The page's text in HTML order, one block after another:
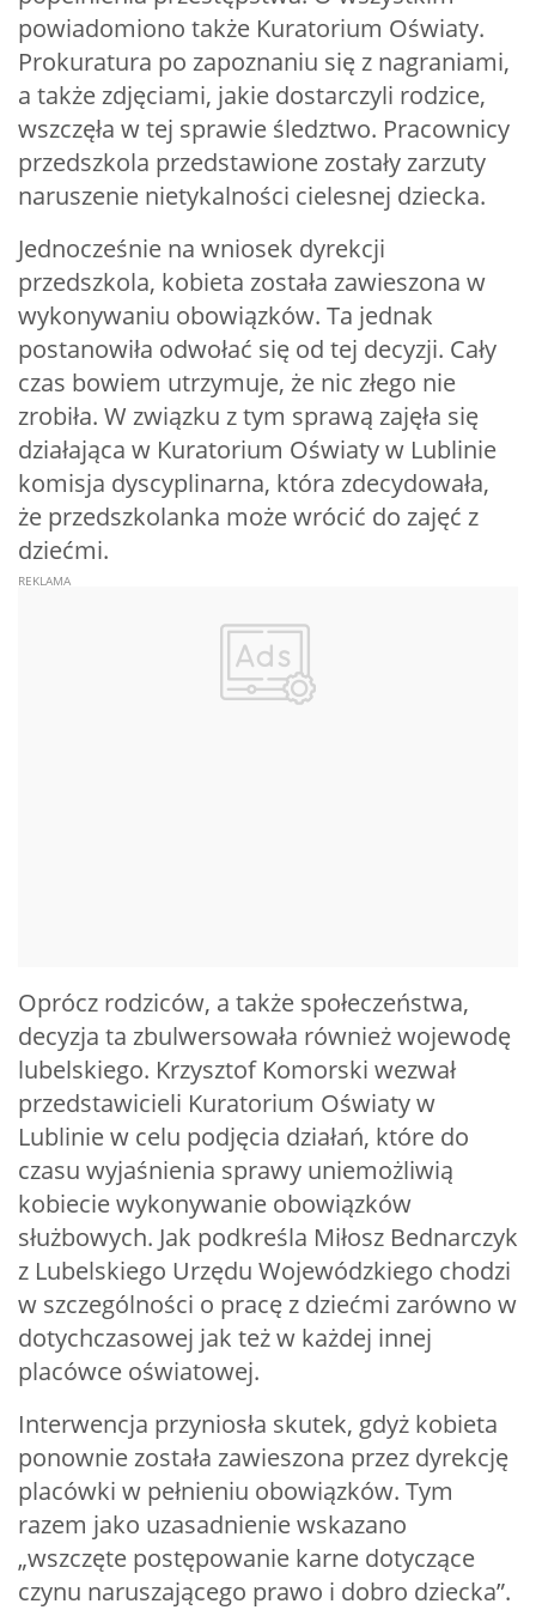
powiadomiono także Kuratorium Oświaty.
Prokuratura po zapoznaniu się z nagraniami,
a także zdjęciami, jakie dostarczyli rodzice,
wszczęła w tej sprawie śledztwo. Pracownicy
przedszkola przedstawione zostały zarzuty
naruszenie nietykalności cielesnej dziecka.
Jednocześnie na wniosek dyrekcji
przedszkola, kobieta została zawieszona w
wykonywaniu obowiązków. Ta jednak
postanowiła odwołać się od tej decyzji. Cały
czas bowiem utrzymuje, że nic złego nie
zrobiła. W związku z tym sprawą zajęła się
działająca w Kuratorium Oświaty w Lublinie
komisja dyscyplinarna, która zdecydowała,
że przedszkolanka może wrócić do zajęć z
dziećmi.
Oprócz rodziców, a także społeczeństwa,
decyzja ta zbulwersowała również wojewodę
lubelskiego. Krzysztof Komorski wezwał
przedstawicieli Kuratorium Oświaty w
Lublinie w celu podjęcia działań, które do
czasu wyjaśnienia sprawy uniemożliwią
kobiecie wykonywanie obowiązków
służbowych. Jak podkreśla Miłosz Bednarczyk
z Lubelskiego Urzędu Wojewódzkiego chodzi
w szczególności o pracę z dziećmi zarówno w
dotychczasowej jak też w każdej innej
placówce oświatowej.
Interwencja przyniosła skutek, gdyż kobieta
ponownie została zawieszona przez dyrekcję
placówki w pełnieniu obowiązków. Tym
razem jako uzasadnienie wskazano
„wszczęte postępowanie karne dotyczące
czynu naruszającego prawo i dobro dziecka”.